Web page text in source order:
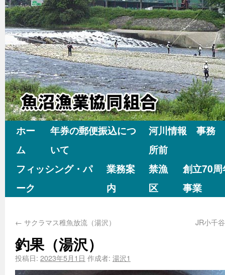
ホー
ム
年券の郵便振込につ
いて
河川情報 事務
所前
フィッシング・パ
ーク
業務案
内
禁漁
区
創立70
事業
← サクラマス稚魚放流（湯沢） JR小千
釣果（湯沢）
投稿日: 2023年5月1日 作成者: 湯沢1